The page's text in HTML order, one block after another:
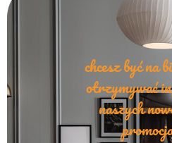
chcesz być na
otrzymywać
naszych